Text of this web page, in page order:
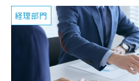
経理部門